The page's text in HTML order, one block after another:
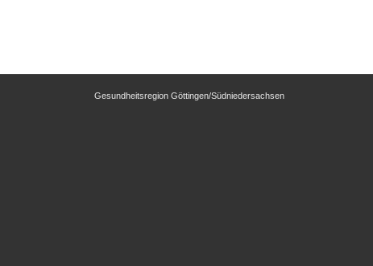
Gesundheitsregion Göttingen/Südniedersachsen